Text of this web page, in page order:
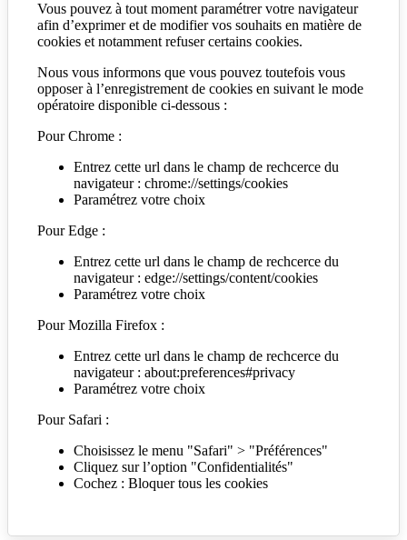
Vous pouvez à tout moment paramétrer votre navigateur
afin d’exprimer et de modifier vos souhaits en matière de
cookies et notamment refuser certains cookies.
Nous vous informons que vous pouvez toutefois vous
opposer à l’enregistrement de cookies en suivant le mode
opératoire disponible ci-dessous :
Pour Chrome :
Entrez cette url dans le champ de rechcerce du
navigateur : chrome://settings/cookies
Paramétrez votre choix
Pour Edge :
Entrez cette url dans le champ de rechcerce du
navigateur : edge://settings/content/cookies
Paramétrez votre choix
Pour Mozilla Firefox :
Entrez cette url dans le champ de rechcerce du
navigateur : about:preferences#privacy
Paramétrez votre choix
Pour Safari :
Choisissez le menu "Safari" > "Préférences"
Cliquez sur l’option "Confidentialités"
Cochez : Bloquer tous les cookies